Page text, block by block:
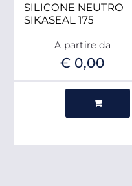
SILICONE NEUTRO
SIKASEAL 175
A partire da
€ 0,00